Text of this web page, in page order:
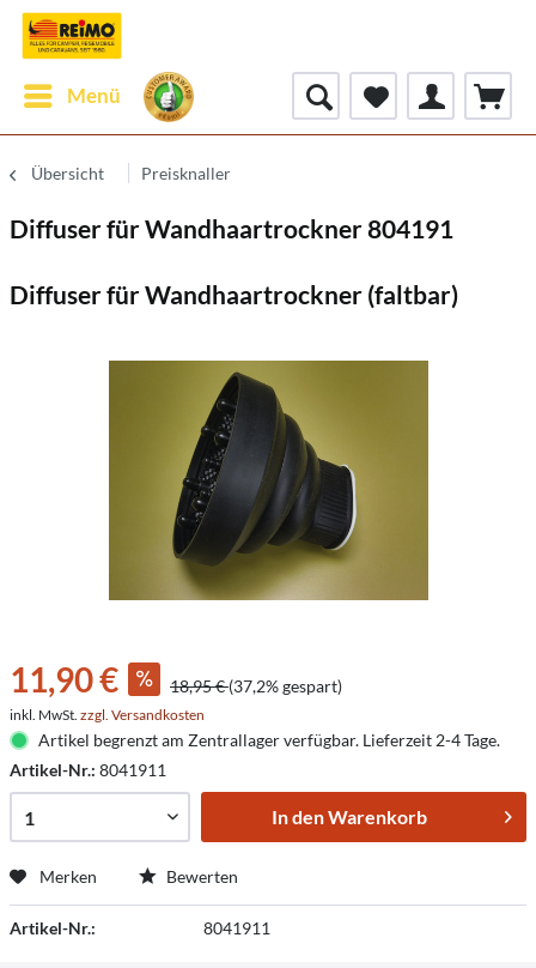
Menü
Übersicht Preisknaller
Diffuser für Wandhaartrockner 804191
Diffuser für Wandhaartrockner (faltbar)
11,90 € 18,95 €(37,2% gespart)
inkl. MwSt. zzgl. Versandkosten
Artikel begrenzt am Zentrallager verfügbar. Lieferzeit 2-4 Tage.
Artikel-Nr.: 8041911
In denWarenkorb
Merken Bewerten
Artikel-Nr.: 8041911